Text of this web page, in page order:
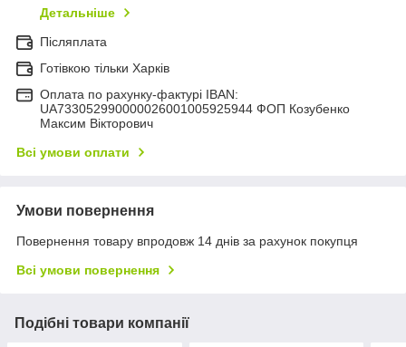
Детальніше
Післяплата
Готівкою тільки Харків
Оплата по рахунку-фактурі IBAN:
UA733052990000026001005925944 ФОП Козубенко
Максим Вікторович
Всі умови оплати
Умови повернення
Повернення товару впродовж 14 днів за рахунок покупця
Всі умови повернення
Подібні товари компанії